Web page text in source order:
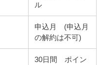
ル
申込月 (申込月
の解約は不可)
30日間 ポイン